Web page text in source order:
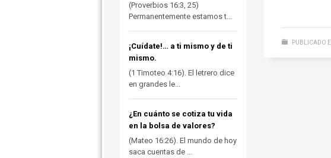
PUBLICADO
(Proverbios 16:3, 25)
Permanentemente estamos t...
¡Cuídate!… a ti mismo y de ti
mismo.
(1 Timoteo 4:16). El letrero dice
en grandes le...
¿En cuánto se cotiza tu vida
en la bolsa de valores?
(Mateo 16:26). El mundo de hoy
saca cuentas de ...